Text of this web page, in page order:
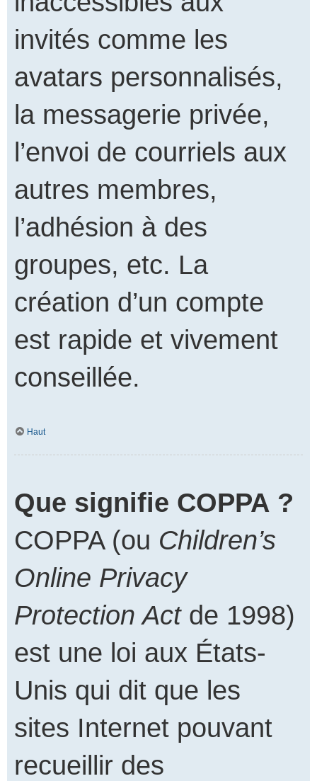
invités comme les
avatars personnalisés,
la messagerie privée,
l’envoi de courriels aux
autres membres,
l’adhésion à des
groupes, etc. La
création d’un compte
est rapide et vivement
conseillée.
Haut
Que signifie COPPA ?
COPPA (ou Children’s
Online Privacy
Protection Actde 1998)
est une loi aux États-
Unis qui dit que les
sites Internet pouvant
recueillir des